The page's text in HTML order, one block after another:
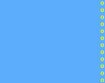
o
o
o
o
o
o
o
o
o
o
o
o